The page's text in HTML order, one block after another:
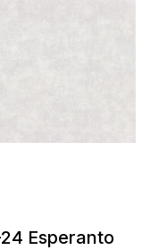
Esperanto